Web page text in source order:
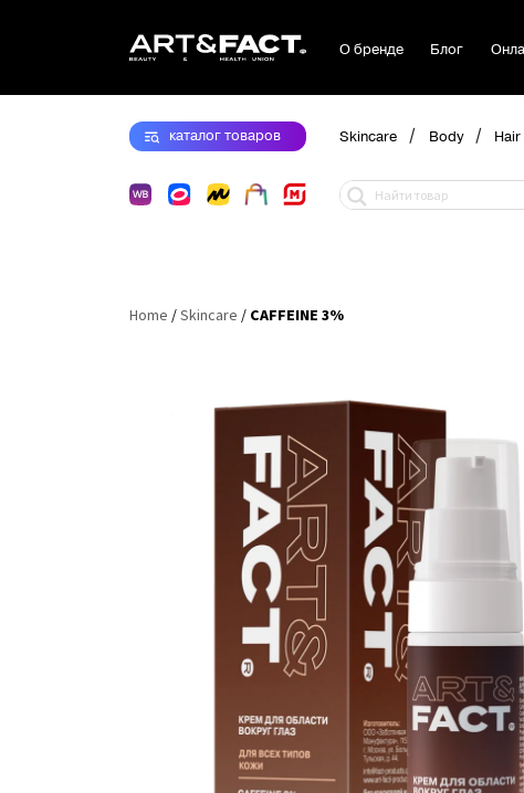
О бренде Блог
каталогтоваров Skincare / Body / Hair
Home /Skincare / CAFFEINE 3%